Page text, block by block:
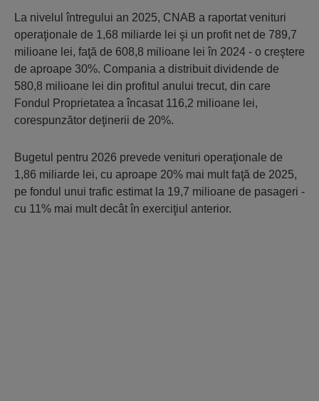
La nivelul întregului an 2025, CNAB a raportat venituri
operaţionale de 1,68 miliarde lei şi un profit net de 789,7
milioane lei, faţă de 608,8 milioane lei în 2024 - o creştere
de aproape 30%. Compania a distribuit dividende de
580,8 milioane lei din profitul anului trecut, din care
Fondul Proprietatea a încasat 116,2 milioane lei,
corespunzător deţinerii de 20%.
Bugetul pentru 2026 prevede venituri operaţionale de
1,86 miliarde lei, cu aproape 20% mai mult faţă de 2025,
pe fondul unui trafic estimat la 19,7 milioane de pasageri -
cu 11% mai mult decât în exerciţiul anterior.